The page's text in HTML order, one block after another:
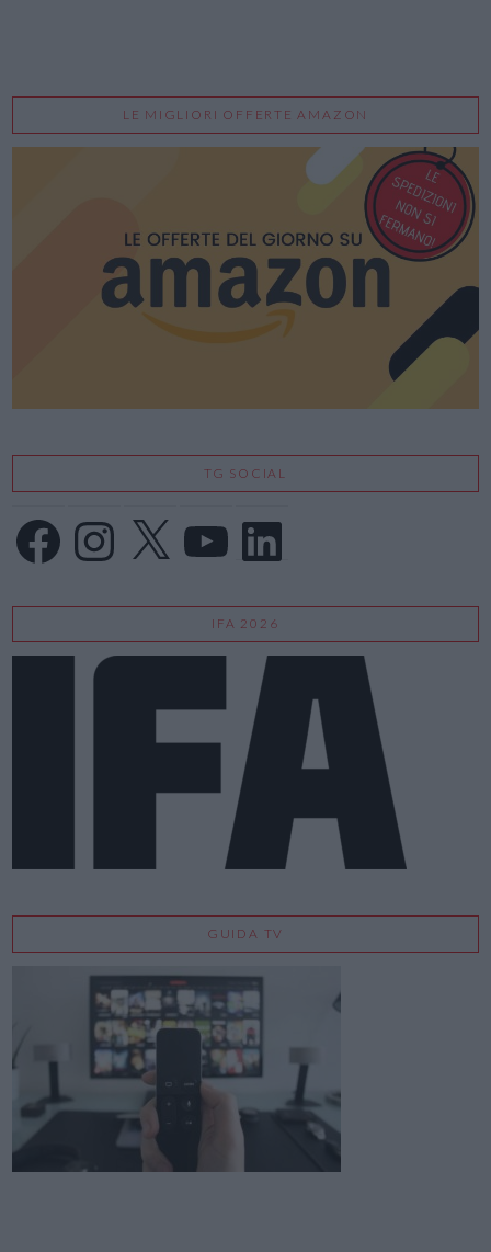
LE MIGLIORI OFFERTE AMAZON
TG SOCIAL
FacebookInstagram
X LinkedIn
IFA 2026
GUIDA TV